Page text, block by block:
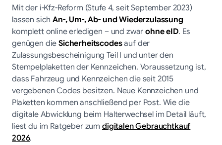
Mit der i-Kfz-Reform (Stufe 4, seit September 2023)
lassen sichAn-, Um-, Ab- und Wiederzulassung
komplett online erledigen – und zwarohne eID. Es
genügen dieSicherheitscodesauf der
Zulassungsbescheinigung Teil I und unter den
Stempelplaketten der Kennzeichen. Voraussetzung ist,
dass Fahrzeug und Kennzeichen die seit 2015
vergebenen Codes besitzen. Neue Kennzeichen und
Plaketten kommen anschließend per Post. Wie die
digitale Abwicklung beim Halterwechsel im Detail läuft,
liest du im Ratgeber zumdigitalen Gebrauchtkauf
2026.